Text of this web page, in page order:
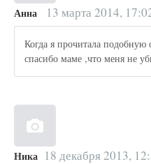
Анна 13 марта 2014,
Когда я прочитала подобную
спасибо маме ,что меня не
Ника 18 декабря 2013,